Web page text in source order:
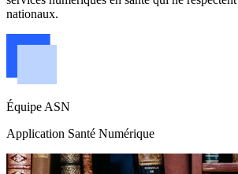
nationaux.
Équipe ASN
Application Santé Numérique